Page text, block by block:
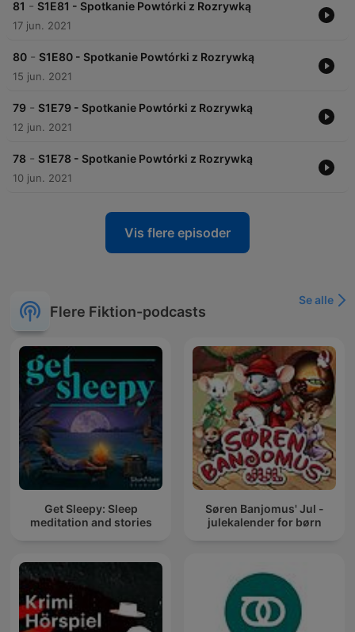
81 - S1E81 - Spotkanie Powtórki z Rozrywką
17 jun. 2021
80 - S1E80 - Spotkanie Powtórki z Rozrywką
15 jun. 2021
79 - S1E79 - Spotkanie Powtórki z Rozrywką
12 jun. 2021
78 - S1E78 - Spotkanie Powtórki z Rozrywką
10 jun. 2021
Vis flere episoder
Flere Fiktion-podcasts
Se alle
Get Sleepy: Sleep
meditation and stories
Søren Banjomus' Jul -
julekalender for børn